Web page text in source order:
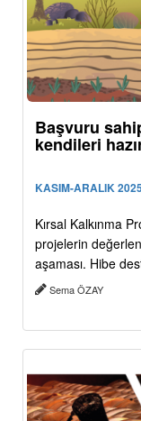
Başvuru
kendileri
KASIM-ARALIK
Kırsal Kalkınma
projelerin
aşaması. Hibe
Sema ÖZAY